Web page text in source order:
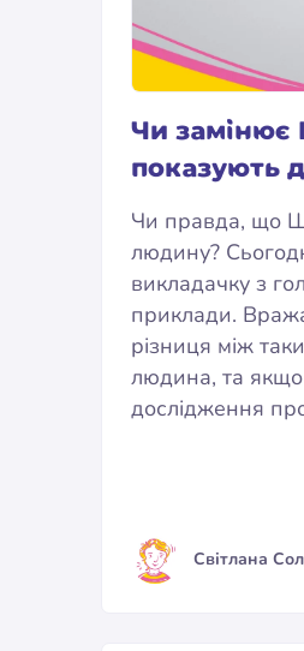
Чи замінює
показують
Чи правда, що
людину?
викладачку з
приклади.
різниця між
людина, та якщо
дослідження
Світлана